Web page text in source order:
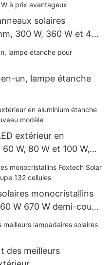
solaires
300 W, 360 W et 400
un, lampe étanche
extérieur en
W, 80 W et 100 W,
monocristallins
W 670 W demi-coupe
des meilleurs